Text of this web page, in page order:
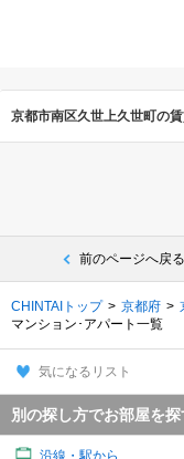
京都市南区久世上久世町の
前のページへ戻る
CHINTAIトップ 京都府
マンション･アパート一覧
気になるリスト
別の探し方でお部屋を探
沿線・駅から